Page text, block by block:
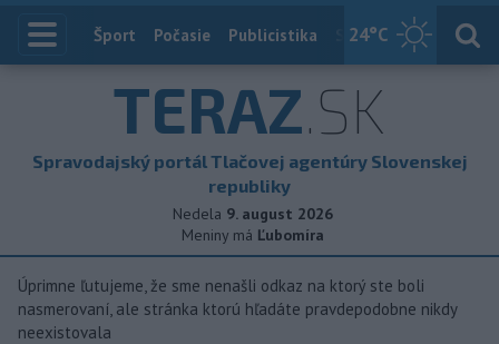
24°C
Index
Šport Počasie Publicistika Slovensko
TERAZ.SK
Spravodajský portál Tlačovej agentúry Slovenskej
republiky
Nedela 9. august 2026
Meniny má Ľubomíra
Úprimne ľutujeme, že sme nenašli odkaz na ktorý ste boli
nasmerovaní, ale stránka ktorú hľadáte pravdepodobne nikdy
neexistovala